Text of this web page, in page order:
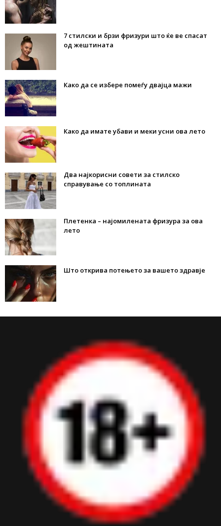
7 стилски и брзи фризури што ќе ве спасат
од жештината
Како да се избере помеѓу двајца мажи
Како да имате убави и меки усни ова лето
Два најкорисни совети за стилско
справување со топлината
Плетенка – најомилената фризура за ова
лето
Што открива потењето за вашето здравје